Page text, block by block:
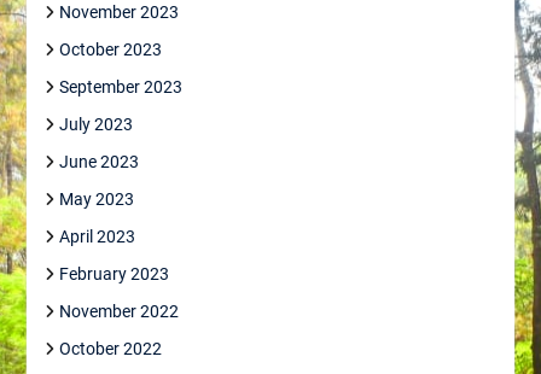
November 2023
October 2023
September 2023
July 2023
June 2023
May 2023
April 2023
February 2023
November 2022
October 2022